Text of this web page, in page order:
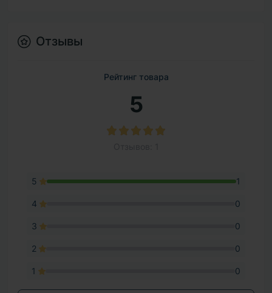
Отзывы
Рейтинг товара
5
5 1
4 0
3 0
2 0
1 0